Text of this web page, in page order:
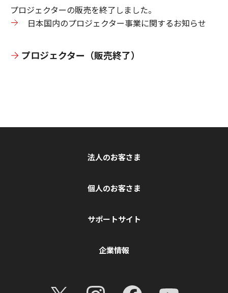
プロジェクターの販売を終了しました。
日本国内のプロジェクター事業に関するお知らせ
プロジェクター（販売終了）
法人のお客さま
個人のお客さま
サポートサイト
企業情報